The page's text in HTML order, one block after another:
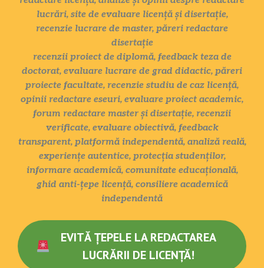
lucrări, site de evaluare licență și disertație,
recenzie lucrare de master, păreri redactare
disertație
recenzii proiect de diplomă, feedback teza de
doctorat, evaluare lucrare de grad didactic, păreri
proiecte facultate, recenzie studiu de caz licență,
opinii redactare eseuri, evaluare proiect academic,
forum redactare master și disertație, recenzii
verificate, evaluare obiectivă, feedback
transparent, platformă independentă, analiză reală,
experiențe autentice, protecția studenților,
informare academică, comunitate educațională,
ghid anti-țepe licență, consiliere academică
independentă
EVITĂ ȚEPELE LA REDACTAREA
LUCRĂRII DE LICENȚĂ!